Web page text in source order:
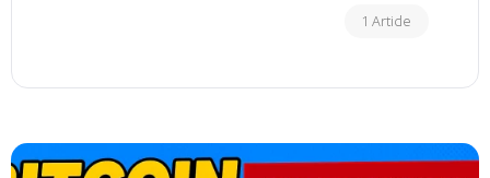
1 Article